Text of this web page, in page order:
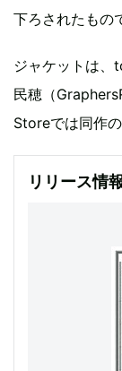
下ろされたもの
ジャケットは、
民穂（
Storeでは同作
リリース情